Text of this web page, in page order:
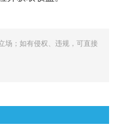
场；如有侵权、违规，可直接